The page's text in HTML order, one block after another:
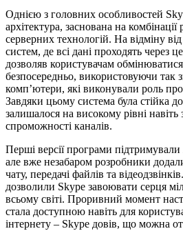
Однією з головних особливостей
архітектура, заснована на комбінації
серверних технологій. На відміну
систем, де всі дані проходять через
дозволяв користувачам
безпосередньо, використовуючи так
комп’ютери, які виконували роль
Завдяки цьому система була стійка до
залишалося на високому рівні
спроможності каналів.
Перші версії програми
але вже незабаром розробники
чату, передачі файлів та
дозволили Skype завоювати серця
всьому світі. Проривний момент
стала доступною навіть для
інтернету – Skype довів, що можна